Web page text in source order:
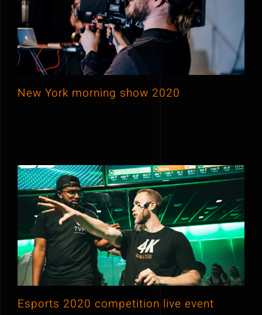
New York morning show 2020
New York morning show 2020
Esports 2020 competition live event
Esports 2020 competition live event